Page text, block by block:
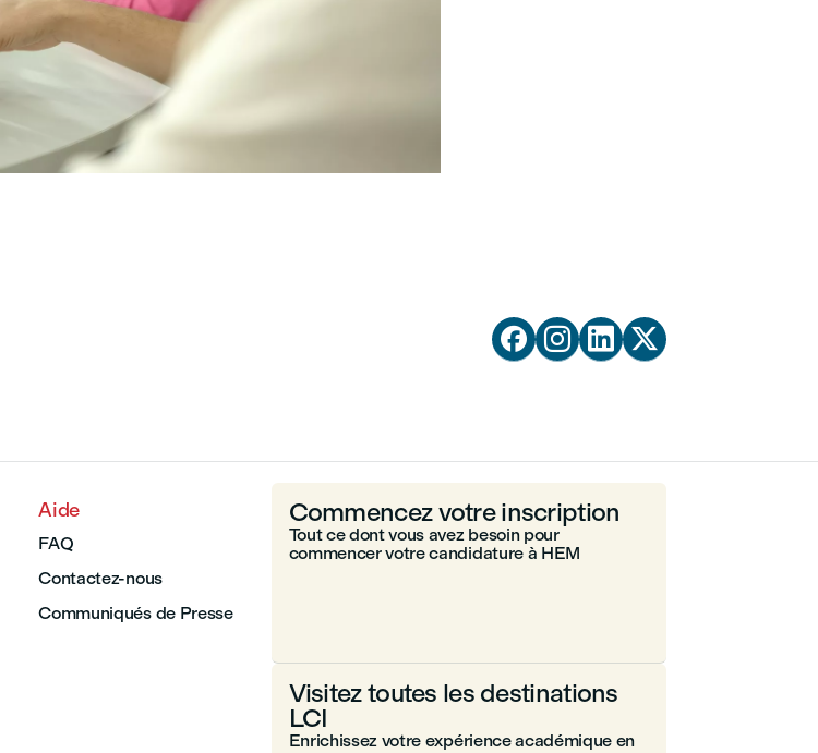
   
Aide
FAQ
Contactez-nous
Communiqués de Presse
Commencez votre inscription
Tout ce dont vous avez besoin pour
commencer votre candidature à HEM
Visitez toutes les destinations
LCI
Enrichissez votre expérience académique en